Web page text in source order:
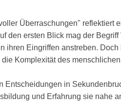
Überraschungen" reflektiert
den ersten Blick mag der Begriff
ihren Eingriffen anstreben. Doch
Komplexität des
Entscheidungen in
und Erfahrung sie nahe